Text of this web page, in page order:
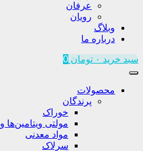
عرفان
رویان
وبلاگ
درباره ما
سبد خرید ۰ تومان 0
محصولات
پرندگان
خوراک
مولتی ویتامین‌ها و AD3E
مواد معدنی
سرلاک